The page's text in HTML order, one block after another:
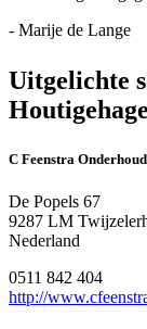
- Marije de Lange
Uitgelichte
Houtigehage
C Feenstra Onderhoud
De Popels 67
9287 LM
Nederland
0511 842 404
http://